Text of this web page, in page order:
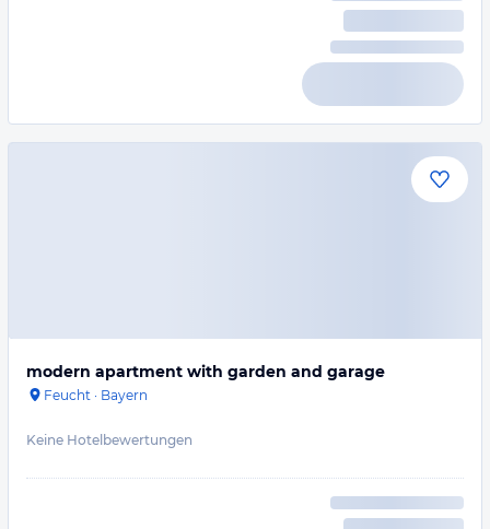
modern apartment with garden and garage
Feucht · Bayern
Keine Hotelbewertungen